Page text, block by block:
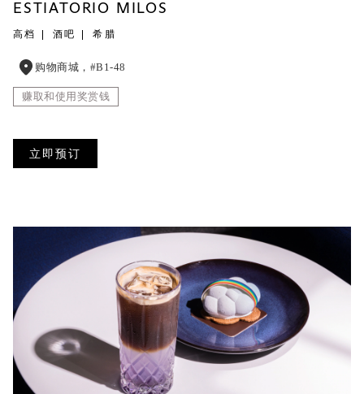
ESTIATORIO MILOS
高档 酒吧 希腊
购物商城，#B1-48
赚取和使用奖赏钱
立即预订